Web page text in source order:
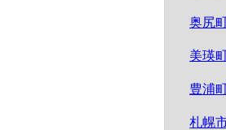
奥尻
美瑛
豊浦
札幌